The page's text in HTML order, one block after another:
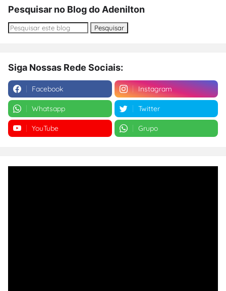
Pesquisar no Blog do Adenilton
Siga Nossas Rede Sociais:
Facebook Instagram
Whatsapp Twitter
YouTube Grupo